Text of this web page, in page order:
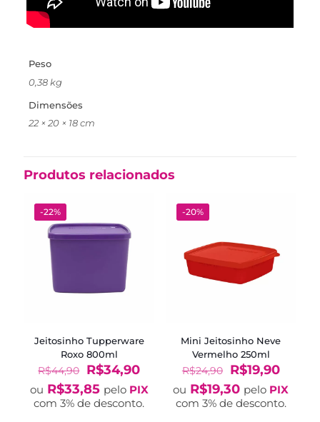
Peso
0,38 kg
Dimensões
22 × 20 × 18 cm
Produtos relacionados
-22%
Jeitosinho Tupperware
Roxo 800ml
R$44,90
O
preço
original
era:
R$34,90O
preço
atual
é:
ou R$33,85 pelo PIX
com 3% de desconto.
-20%
Mini Jeitosinho Neve
Vermelho 250ml
R$24,90
O
preço
original
era:
R$19,90O
preço
atual
é:
ou R$19,30 pelo PIX
com 3% de desconto.